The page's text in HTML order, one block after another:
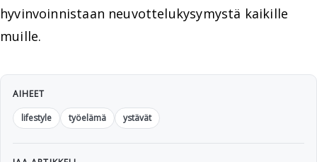
hyvinvoinnistaan neuvottelukysymystä kaikille
muille.
AIHEET
lifestyle
työelämä ystävät